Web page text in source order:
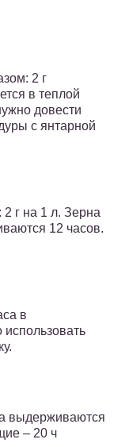
2 г
в теплой
довести
с янтарной
2 г на 1 л. Зерна
12 часов.
в
выдерживаются
– 20 ч